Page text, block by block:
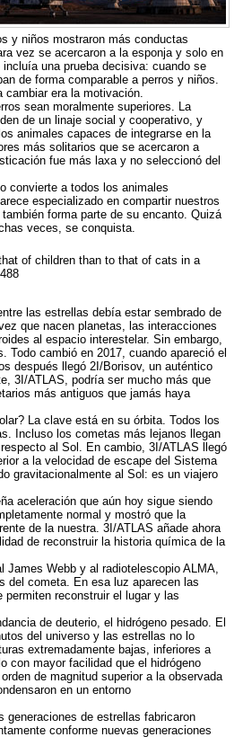
y niños mostraron más conductas
vez se acercaron a la esponja y solo en
una prueba decisiva: cuando se
de forma comparable a perros y niños.
era la motivación.
sean moralmente superiores. La
de un linaje social y cooperativo, y
animales capaces de integrarse en la
más solitarios que se acercaron a
fue más laxa y no seleccionó del
convierte a todos los animales
especializado en compartir nuestros
forma parte de su encanto. Quizá
veces, se conquista.
of children than to that of cats in a
las estrellas debía estar sembrado de
que nacen planetas, las interacciones
al espacio interestelar. Sin embargo,
Todo cambió en 2017, cuando apareció el
después llegó 2I/Borisov, un auténtico
3I/ATLAS, podría ser mucho más que
más antiguos que jamás haya
La clave está en su órbita. Todos los
Incluso los cometas más lejanos llegan
al Sol. En cambio, 3I/ATLAS llegó
a la velocidad de escape del Sistema
gravitacionalmente al Sol: es un viajero
aceleración que aún hoy sigue siendo
normal y mostró que la
de la nuestra. 3I/ATLAS añade ahora
de reconstruir la historia química de la
James Webb y al radiotelescopio ALMA,
del cometa. En esa luz aparecen las
reconstruir el lugar y las
de deuterio, el hidrógeno pesado. El
del universo y las estrellas no lo
extremadamente bajas, inferiores a
con mayor facilidad que el hidrógeno
de magnitud superior a la observada
en un entorno
generaciones de estrellas fabricaron
conforme nuevas generaciones